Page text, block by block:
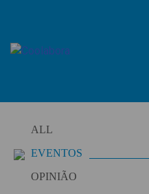
content
ALL
EVENTOS
OPINIÃO